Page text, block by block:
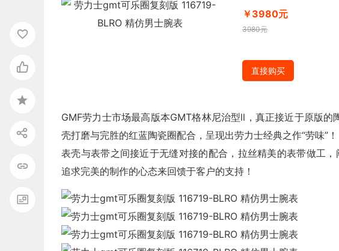
￥3980元
3980元
直接购买
GMF劳力士市场最高版本GMT格林尼治型ll，真正接近于原版
壳打磨与完胜的红蓝陶瓷圈配合，呈现出劳力士经典之作“劳味”！
表壳与表带之间接近于无缝对接的配合，拉丝精美的表带做工
追求完美的制作的心态来回馈于客户的支持！